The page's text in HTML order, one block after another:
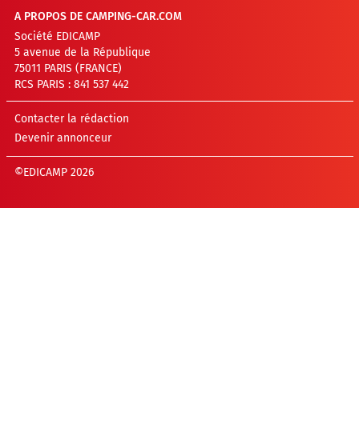
A PROPOS DE CAMPING-CAR.COM
Société EDICAMP
5 avenue de la République
75011 PARIS (FRANCE)
RCS PARIS : 841 537 442
Contacter la rédaction
Devenir annonceur
©EDICAMP 2026